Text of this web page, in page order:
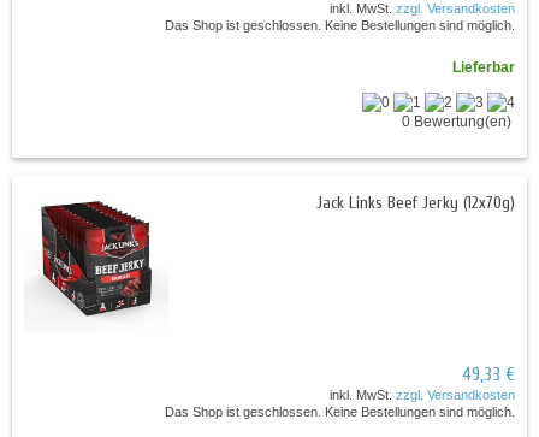
inkl. MwSt. zzgl. Versandkosten
Das Shop ist geschlossen. Keine Bestellungen sind möglich.
Lieferbar
0 Bewertung(en)
Jack Links Beef Jerky (12x70g)
49,33 €
inkl. MwSt. zzgl. Versandkosten
Das Shop ist geschlossen. Keine Bestellungen sind möglich.